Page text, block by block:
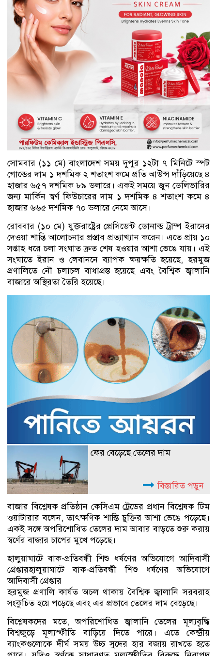
সোমবার (১১ মে) বাংলাদেশ সময় দুপুর ১২টা ৭ মিনিটে স্পট
গোল্ডের দাম ১ দশমিক ২ শতাংশ কমে প্রতি আউন্স দাঁড়িয়েছে ৪
হাজার ৬৫৭ দশমিক ৮৯ ডলারে। একই সময়ে জুন ডেলিভারির
জন্য মার্কিন স্বর্ণ ফিউচারের দাম ১ দশমিক ৪ শতাংশ কমে ৪
হাজার ৬৬৫ দশমিক ৭০ ডলারে নেমে আসে।
রোববার (১০ মে) যুক্তরাষ্ট্রের প্রেসিডেন্ট ডোনাল্ড ট্রাম্প ইরানের
দেওয়া শান্তি আলোচনার প্রস্তাব প্রত্যাখ্যান করেন। এতে প্রায় ১০
সপ্তাহ ধরে চলা সংঘাত দ্রুত শেষ হওয়ার আশা ভেঙে যায়। এই
সংঘাতে ইরান ও লেবাননে ব্যাপক ক্ষয়ক্ষতি হয়েছে, হরমুজ
প্রণালিতে নৌ চলাচল বাধাগ্রস্ত হয়েছে এবং বৈশ্বিক জ্বালানি
বাজারে অস্থিরতা তৈরি হয়েছে।
ফের বেড়েছে তেলের দাম
বিস্তারিত পড়ুন
বাজার বিশ্লেষক প্রতিষ্ঠান কেসিএম ট্রেডের প্রধান বিশ্লেষক টিম
ওয়াটারার বলেন, তাৎক্ষণিক শান্তি চুক্তির আশা ভেঙে পড়েছে।
একই সঙ্গে অপরিশোধিত তেলের দাম আবার বাড়তে শুরু করায়
স্বর্ণের বাজার চাপের মুখে পড়েছে।
হালুয়াঘাটে বাক-প্রতিবন্ধী শিশু ধর্ষণের অভিযোগে আদিবাসী
গ্রেপ্তারহালুয়াঘাটে বাক-প্রতিবন্ধী শিশু ধর্ষণের অভিযোগে
আদিবাসী গ্রেপ্তার
হরমুজ প্রণালি কার্যত অচল থাকায় বৈশ্বিক জ্বালানি সরবরাহ
সংকুচিত হয়ে পড়েছে এবং এর প্রভাবে তেলের দাম বেড়েছে।
বিশ্লেষকদের মতে, অপরিশোধিত জ্বালানি তেলের মূল্যবৃদ্ধি
বিশ্বজুড়ে মূল্যস্ফীতি বাড়িয়ে দিতে পারে। এতে কেন্দ্রীয়
ব্যাংকগুলোকে দীর্ঘ সময় উচ্চ সুদের হার বজায় রাখতে হতে